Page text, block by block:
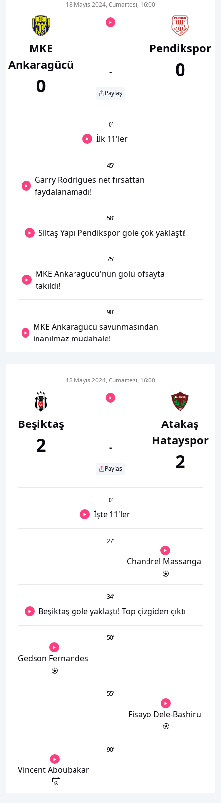
MKE
Ankaragücü
0
18 Mayıs 2024, Cumartesi, 16:00
-
Paylaş
Pendikspor
0
0’
İlk 11'ler
45’
Garry Rodrigues net fırsattan
faydalanamadı!
58’
Siltaş Yapı Pendikspor gole çok yaklaştı!
75’
MKE Ankaragücü'nün golü ofsayta
takıldı!
90’
MKE Ankaragücü savunmasından
inanılmaz müdahale!
Beşiktaş
2
18 Mayıs 2024, Cumartesi, 16:00
-
Paylaş
Atakaş
Hatayspor
2
0’
İşte 11'ler
27’
Chandrel Massanga
34’
Beşiktaş gole yaklaştı! Top çizgiden çıktı
50’
Gedson Fernandes
55’
Fisayo Dele-Bashiru
90’
Vincent Aboubakar